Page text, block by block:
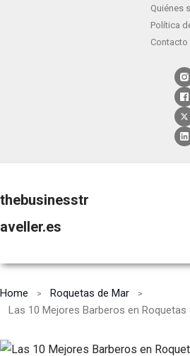
Quiénes
Política
Contacto
thebusinesstr
aveller.es
Home
Roquetas de Mar
Las 10 Mejores Barberos en Roquetas